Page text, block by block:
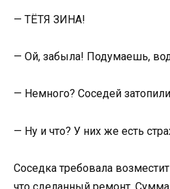
— ТЁТЯ ЗИНА!
— Ой, забыла! Подумаешь,
— Немного? Соседей
— Ну и что? У них же есть
Соседка требовала